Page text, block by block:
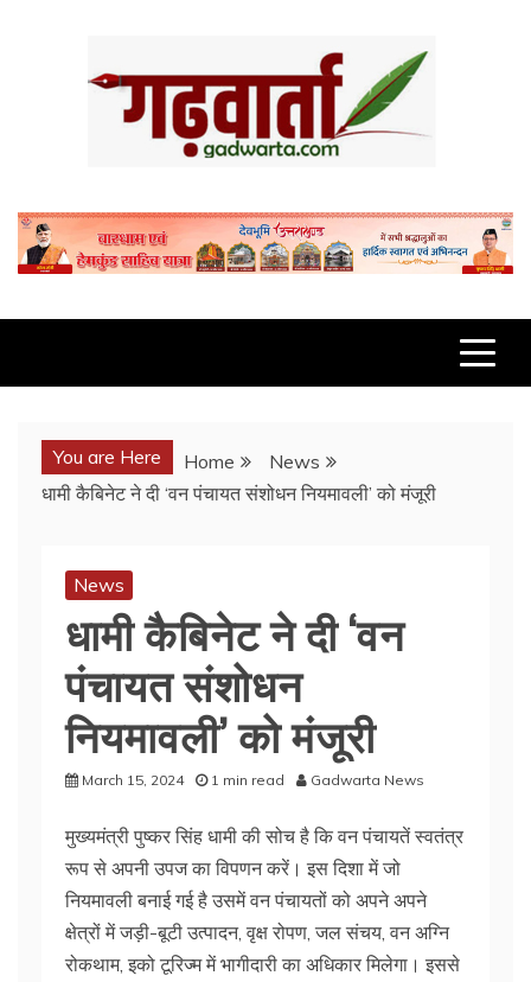
You are Here Home
News
धामी कैबिनेट ने दी ‘वन पंचायत संशोधन नियमावली’ को मंजूरी
News
धामी कैबिनेट ने दी ‘वन
पंचायत संशोधन
नियमावली’ को मंजूरी
March 15, 2024 1 min read Gadwarta News
मुख्यमंत्री पुष्कर सिंह धामी की सोच है कि वन पंचायतें स्वतंत्र
रूप से अपनी उपज का विपणन करें। इस दिशा में जो
नियमावली बनाई गई है उसमें वन पंचायतों को अपने अपने
क्षेत्रों में जड़ी-बूटी उत्पादन, वृक्ष रोपण, जल संचय, वन अग्नि
रोकथाम, इको टूरिज्म में भागीदारी का अधिकार मिलेगा। इससे